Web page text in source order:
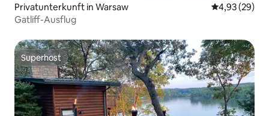
Privatunterkunft in Warsaw
4,93 (29)
Gatliff-Ausflug
Superhost
Superhost